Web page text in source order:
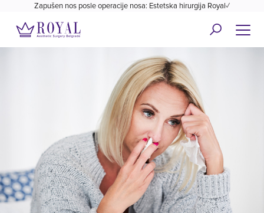
Zapušen nos posle operacije nosa: Estetska hirurgija Royal✓